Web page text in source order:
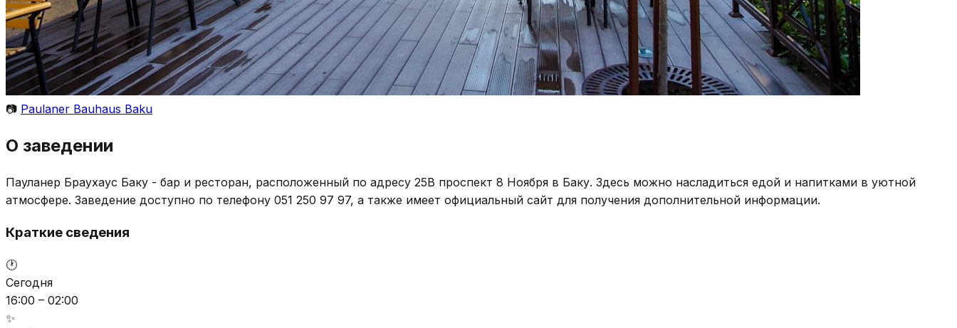
📷 Paulaner Bauhaus Baku
О заведении
Пауланер Браухаус Баку - бар и ресторан, расположенный по адресу 25B проспект 8 Ноября в Баку. Здесь можно насладиться едой и напитками в уютной
атмосфере. Заведение доступно по телефону 051 250 97 97, а также имеет официальный сайт для получения дополнительной информации.
Краткие сведения
🕐
Сегодня
16:00 – 02:00
✨